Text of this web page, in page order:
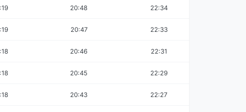
20:48 22:34
20:47 22:33
20:46 22:31
20:45 22:29
20:43 22:27